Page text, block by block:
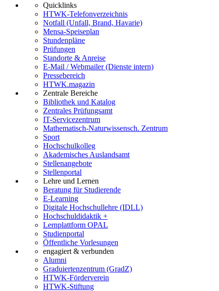
Quicklinks
HTWK-Telefonverzeichnis
Notfall (Unfall, Brand, Havarie)
Mensa-Speiseplan
Stundenpläne
Prüfungen
Standorte & Anreise
E-Mail / Webmailer (Dienste intern)
Pressebereich
HTWK.magazin
Zentrale Bereiche
Bibliothek und Katalog
Zentrales Prüfungsamt
IT-Servicezentrum
Mathematisch-Naturwissensch. Zentrum
Sport
Hochschulkolleg
Akademisches Auslandsamt
Stellenangebote
Stellenportal
Lehre und Lernen
Beratung für Studierende
E-Learning
Digitale Hochschullehre (IDLL)
Hochschuldidaktik +
Lernplattform OPAL
Studienportal
Öffentliche Vorlesungen
engagiert & verbunden
Alumni
Graduiertenzentrum (GradZ)
HTWK-Förderverein
HTWK-Stiftung